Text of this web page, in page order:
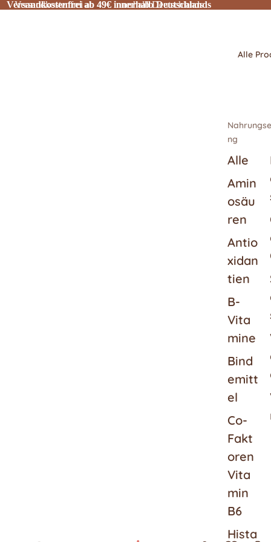
Versandkostenfrei ab 49€ innerhalb Deutschlands
Versandkostenfrei ab 49€ innerhalb Deutschlands
Alle
ng
Alle
Amin
osäu
ren
Antio
xidan
tien
B-
Vita
mine
Bind
emitt
el
Co-
Fakt
oren
Vita
min
B6
Hista